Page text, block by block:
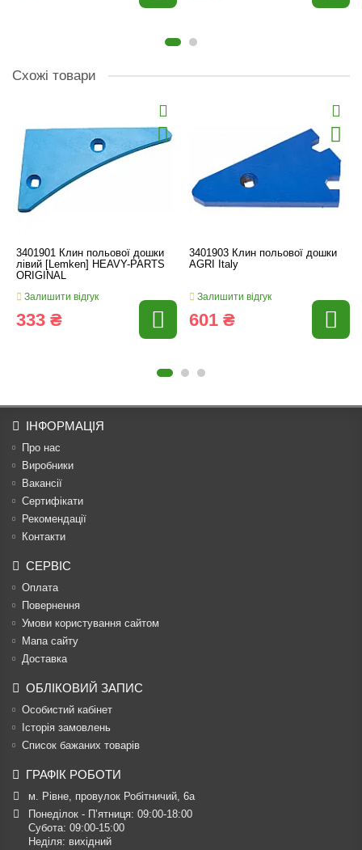
Схожі товари
3401901 Клин польової дошки
лівий [Lemken] HEAVY-PARTS
ORIGINAL
Залишити відгук
333 ₴
3401903 Клин польової дошки
AGRI Italy
Залишити відгук
601 ₴
ІНФОРМАЦІЯ
Про нас
Виробники
Вакансії
Сертифікати
Рекомендації
Контакти
СЕРВІС
Оплата
Повернення
Умови користування сайтом
Мапа сайту
Доставка
ОБЛІКОВИЙ ЗАПИС
Особистий кабінет
Історія замовлень
Список бажаних товарів
ГРАФІК РОБОТИ
м. Рівне, провулок Робітничий, 6а
Понеділок - П’ятниця: 09:00-18:00
Субота: 09:00-15:00
Неділя: вихідний